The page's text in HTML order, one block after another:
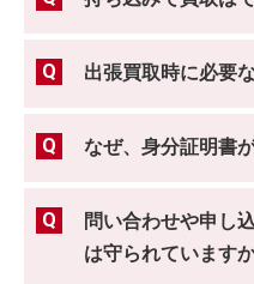
出張買取時に必要
なぜ、身分証明書
問い合わせや申し
は守られています